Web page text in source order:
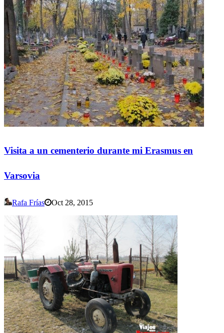
Visita a un cementerio durante mi Erasmus en
Varsovia
Rafa Frías Oct 28, 2015